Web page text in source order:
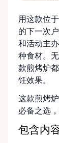
用这款位
的下一次
和活动主
种食材。
款煎烤炉
饪效果。
这款煎烤
必备之选
包含内